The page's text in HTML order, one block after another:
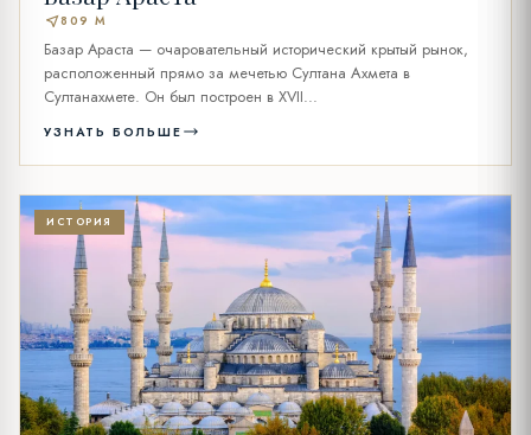
near_me809 M
Базар Араста — очаровательный исторический крытый рынок,
расположенный прямо за мечетью Султана Ахмета в
Султанахмете. Он был построен в XVII...
УЗНАТЬ БОЛЬШЕ
ИСТОРИЯ